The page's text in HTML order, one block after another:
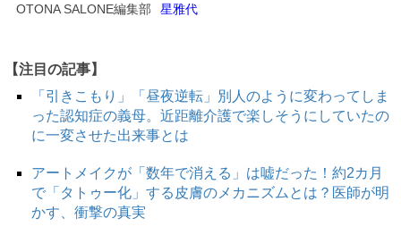
OTONA SALONE編集部 星雅代
【注目の記事】
「引きこもり」「昼夜逆転」別人のように変わってしま
った認知症の義母。近距離介護で楽しそうにしていたの
に一変させた出来事とは
アートメイクが「数年で消える」は嘘だった！約2カ月
で「タトゥー化」する皮膚のメカニズムとは？医師が明
かす、衝撃の真実